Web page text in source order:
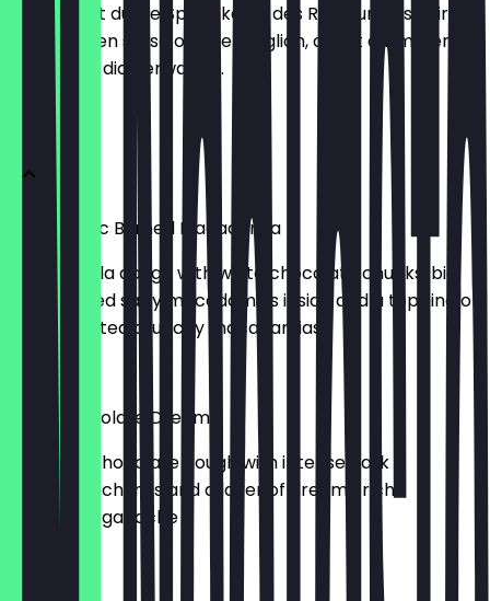
Hier findest du die Speisekarte des Restaurants. Wir
aktualisieren sie so oft wie möglich, damit du immer
weißt, was dich erwartet.
COOKIES
White Choc Burned Macadamia
white vanilla dough with white chocolate chunks, big
caramelized salty macadamias inside and a topping of
sugar roasted crunchy macadamias
5,00 €
Dark Chocolate Dream
soft dark chocolate dough with intense dark
chocolate chunks and a layer of dreamy rich
chocolate ganache